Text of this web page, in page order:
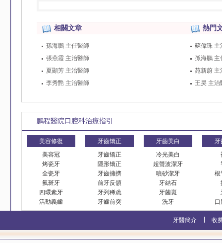
相關文章
孫海鵬 主任醫師
張燕霞 主治醫師
夏顯芳 主治醫師
李秀艷 主治醫師
熱門
蘇偉珠 主
孫海鵬 主
苑新蔚 主
王昊 主治
鵬程醫院口腔科治療指引
美容修復
美容冠
烤瓷牙
全瓷牙
氟斑牙
四環素牙
活動義齒
牙齒矯正
牙齒矯正
隱形矯正
牙齒擁擠
前牙反頜
牙列稀疏
牙齒前突
牙齒美白
冷光美白
超聲波潔牙
噴砂潔牙
牙結石
牙菌斑
洗牙
牙
根
口
牙醫簡介 收